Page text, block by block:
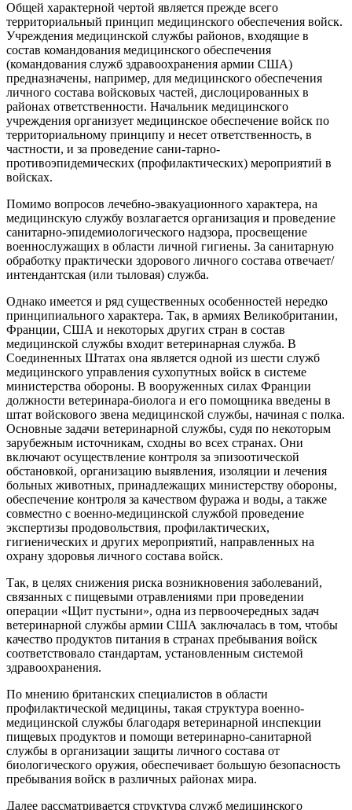
Общей характерной чертой является прежде всего
территориальный принцип медицинского обеспечения войск.
Учреждения медицинской службы районов, входящие в
состав командования медицинского обеспечения
(командования служб здравоохранения армии США)
предназначены, например, для медицинского обеспечения
личного состава войсковых частей, дислоцированных в
районах ответственности. Начальник медицинского
учреждения организует медицинское обеспечение войск по
территориальному принципу и несет ответственность, в
частности, и за проведение сани-тарно-
противоэпидемических (профилактических) мероприятий в
войсках.
Помимо вопросов лечебно-эвакуационного характера, на
медицинскую службу возлагается организация и проведение
санитарно-эпидемиологического надзора, просвещение
военнослужащих в области личной гигиены. За санитарную
обработку практически здорового личного состава отвечает/
интендантская (или тыловая) служба.
Однако имеется и ряд существенных особенностей нередко
принципиального характера. Так, в армиях Великобритании,
Франции, США и некоторых других стран в состав
медицинской службы входит ветеринарная служба. В
Соединенных Штатах она является одной из шести служб
медицинского управления сухопутных войск в системе
министерства обороны. В вооруженных силах Франции
должности ветеринара-биолога и его помощника введены в
штат войскового звена медицинской службы, начиная с полка.
Основные задачи ветеринарной службы, судя по некоторым
зарубежным источникам, сходны во всех странах. Они
включают осуществление контроля за эпизоотической
обстановкой, организацию выявления, изоляции и лечения
больных животных, принадлежащих министерству обороны,
обеспечение контроля за качеством фуража и воды, а также
совместно с военно-медицинской службой проведение
экспертизы продовольствия, профилактических,
гигиенических и других мероприятий, направленных на
охрану здоровья личного состава войск.
Так, в целях снижения риска возникновения заболеваний,
связанных с пищевыми отравлениями при проведении
операции «Щит пустыни», одна из первоочередных задач
ветеринарной службы армии США заключалась в том, чтобы
качество продуктов питания в странах пребывания войск
соответствовало стандартам, установленным системой
здравоохранения.
По мнению британских специалистов в области
профилактической медицины, такая структура военно-
медицинской службы благодаря ветеринарной инспекции
пищевых продуктов и помощи ветеринарно-санитарной
службы в организации защиты личного состава от
биологического оружия, обеспечивает большую безопасность
пребывания войск в различных районах мира.
Далее рассматривается структура служб медицинского